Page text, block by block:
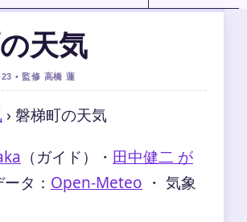
天気
• 監修 高橋 蓮
› 磐梯町の天気
（ガイド） ・ 田中健二 が
タ： Open-Meteo ・ 気象